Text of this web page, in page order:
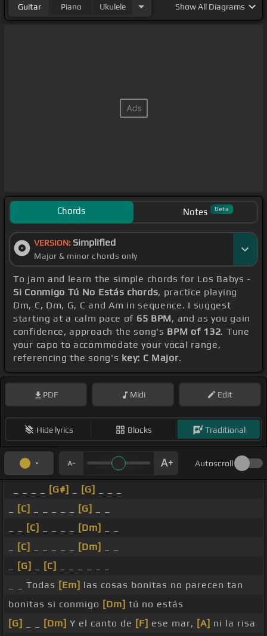
Guitar Piano Ukulele ShowAll Diagrams
Chords Notes Beta
VERSION: Simplified
Major & minor chords only
To jam and learn the simple chords for Los Babys -
Si Conmigo Tú No Estás chords, practice playing
Dm, C, Dm, G, C and Am in sequence. I suggest
starting at a calm pace of 65 BPM, and as you gain
confidence, approach the song's BPM of 132. Tune
your capo to accommodate your vocal range,
referencing the song's key: C Major.
PDF Midi Edit
Hide lyrics Blocks Traditional
Autoscroll
[G#] [G]
[C] [G]
[C] [Dm]
[C] [Dm]
[G] [C]
_ _ Todas [Em] las cosas bonitas no parecen tan
bonitas si conmigo [Dm] tú no estás
[G]
[Dm] Y el canto de [F] ese mar, [A] ni la risa